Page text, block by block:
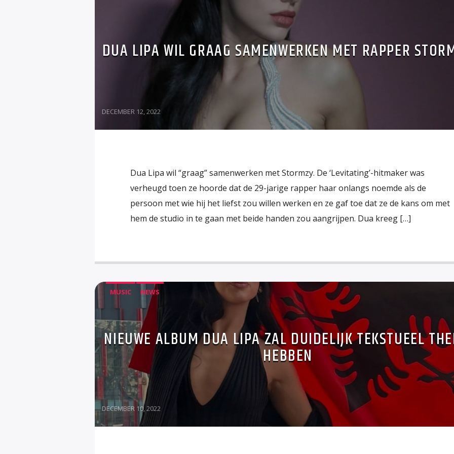
DUA LIPA WIL GRAAG SAMENWERKEN MET RAPPER
DECEMBER 12, 2022
Dua Lipa wil “graag” samenwerken met Stormzy. De ‘Levitating’-hitmaker was
verheugd toen ze hoorde dat de 29-jarige rapper haar onlangs noemde als de
persoon met wie hij het liefst zou willen werken en ze gaf toe dat ze de kans om met
hem de studio in te gaan met beide handen zou aangrijpen. Dua kreeg […]
MUSIC NEWS
NIEUWE ALBUM DUA LIPA ZAL DUIDELIJK TEKSTUEEL
HEBBEN
DECEMBER 10, 2022